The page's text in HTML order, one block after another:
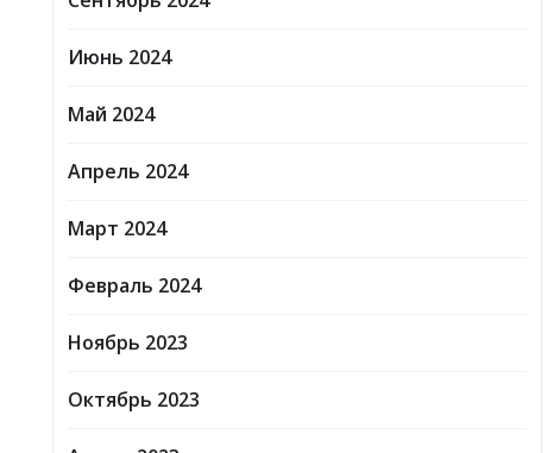
Июнь 2024
Май 2024
Апрель 2024
Март 2024
Февраль 2024
Ноябрь 2023
Октябрь 2023